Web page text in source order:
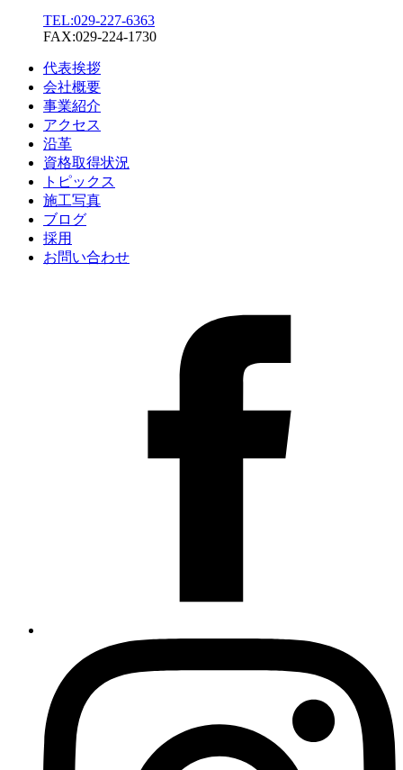
TEL:029-227-6363
FAX:029-224-1730
代表挨拶
会社概要
事業紹介
アクセス
沿革
資格取得状況
トピックス
施工写真
ブログ
採用
お問い合わせ